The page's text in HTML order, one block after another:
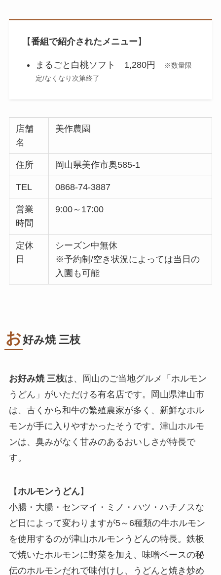
【番組で紹介されたメニュー 】
まるごと白桃ソフト 1,280円
※数量限
定/なくなり次第終了
店舗
名
美作農園
住所 岡山県美作市奥585-1
TEL 0868-74-3887
営業
時間
9:00～17:00
定休
日
シーズン中無休
※予約制/空き状況によっては当日の
入園も可能
お好み焼 三枝
お好み焼 三枝は、岡山のご当地グルメ「ホルモン
うどん」がいただける有名店です。岡山県津山市
は、古くから和牛の繁殖農家が多く、新鮮なホル
モンが手に入りやすかったそうです。津山ホルモ
ンは、臭みがなく甘みのあるおいしさが特長で
す。
【ホルモンうどん】
小腸・大腸・センマイ・ミノ・ハツ・ハチノスな
ど日によって変わりますが5～6種類の牛ホルモン
を使用するのが津山ホルモンうどんの特長。鉄板
で焼いたホルモンに野菜を加え、味噌ベースの秘
伝のホルモンだれで味付けし、うどんと焼き炒め